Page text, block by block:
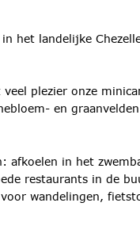
het landelijke
plezier onze
en
afkoelen in het
restaurants in de
wandelingen,